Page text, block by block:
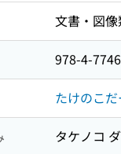
文書・図
978-4-
たけのこ
タケノコ